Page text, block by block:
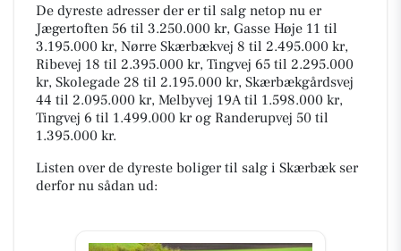
De dyreste adresser der er til salg netop nu er
Jægertoften 56 til 3.250.000 kr, Gasse Høje 11 til
3.195.000 kr, Nørre Skærbækvej 8 til 2.495.000 kr,
Ribevej 18 til 2.395.000 kr, Tingvej 65 til 2.295.000
kr, Skolegade 28 til 2.195.000 kr, Skærbækgårdsvej
44 til 2.095.000 kr, Melbyvej 19A til 1.598.000 kr,
Tingvej 6 til 1.499.000 kr og Randerupvej 50 til
1.395.000 kr.
Listen over de dyreste boliger til salg i Skærbæk ser
derfor nu sådan ud: